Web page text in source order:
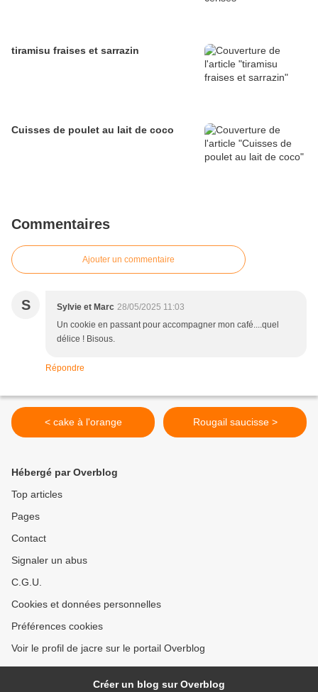
tiramisu fraises et sarrazin
Cuisses de poulet au lait de coco
Commentaires
Ajouter un commentaire
S Sylvie et Marc 28/05/2025 11:03
Un cookie en passant pour accompagner mon café....quel
délice ! Bisous.
Répondre
< cake à l'orange Rougail saucisse >
Hébergé par Overblog
Top articles
Pages
Contact
Signaler un abus
C.G.U.
Cookies et données personnelles
Préférences cookies
Voir le profil de jacre sur le portail Overblog
Créer un blog sur Overblog